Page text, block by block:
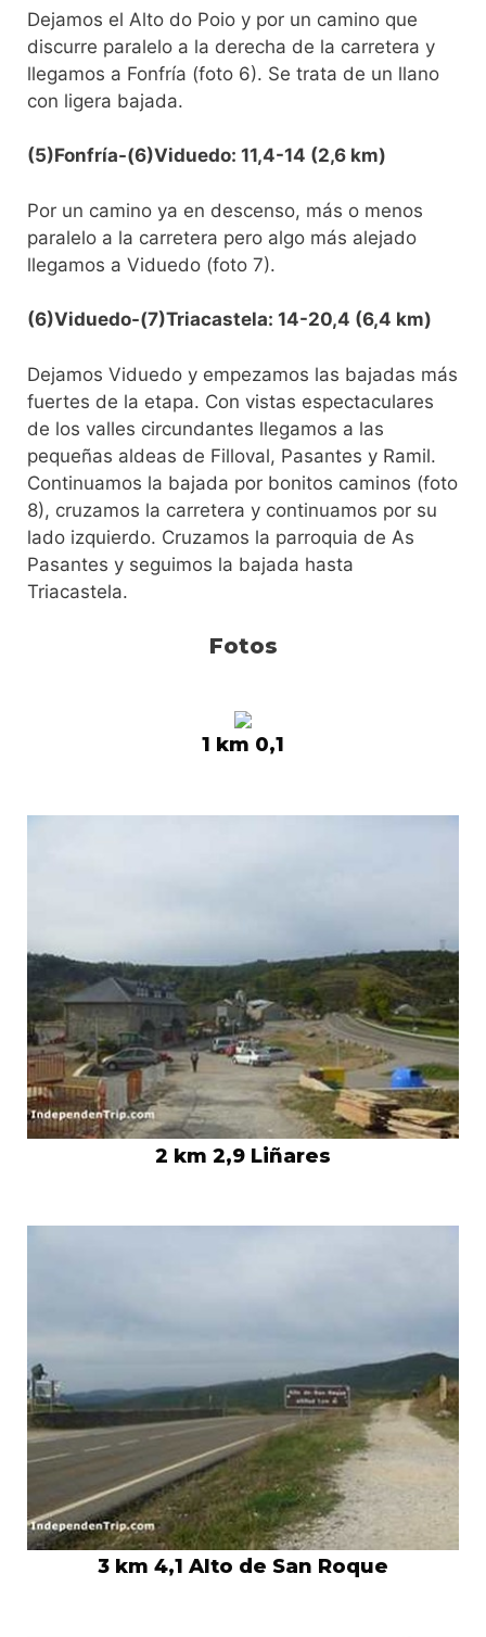
Dejamos el Alto do Poio y por un camino que
discurre paralelo a la derecha de la carretera y
llegamos a Fonfría (foto 6). Se trata de un llano
con ligera bajada.
(5)Fonfría-(6)Viduedo: 11,4-14 (2,6 km)
Por un camino ya en descenso, más o menos
paralelo a la carretera pero algo más alejado
llegamos a Viduedo (foto 7).
(6)Viduedo-(7)Triacastela: 14-20,4 (6,4 km)
Dejamos Viduedo y empezamos las bajadas más
fuertes de la etapa. Con vistas espectaculares
de los valles circundantes llegamos a las
pequeñas aldeas de Filloval, Pasantes y Ramil.
Continuamos la bajada por bonitos caminos (foto
8), cruzamos la carretera y continuamos por su
lado izquierdo. Cruzamos la parroquia de As
Pasantes y seguimos la bajada hasta
Triacastela.
Fotos
1 km 0,1
2 km 2,9 Liñares
3 km 4,1 Alto de San Roque